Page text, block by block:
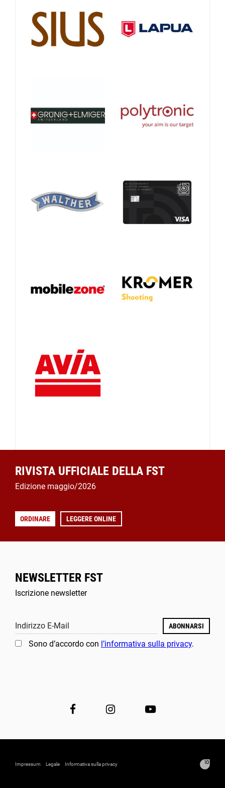
RIVISTA UFFICIALE DELLA FST
Edizione maggio/2026
ORDINARE LEGGERE ONLINE
NEWSLETTER FST
Iscrizione newsletter
Indirizzo E-Mail ABONNARSI
Sono d’accordo con l’informativa sulla privacy.
Impressum Legale Informativa sulla privacy